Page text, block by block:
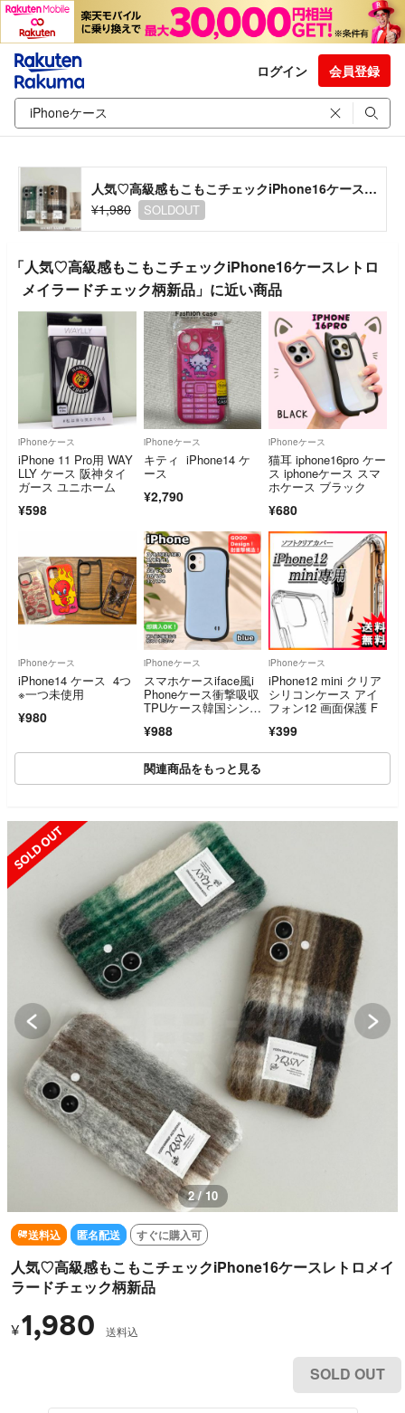
ログイン 会員登録
人気♡高級感もこもこチェックiPhone16ケースレトロメイラードチェック柄新品
¥1,980
SOLDOUT
「人気♡高級感もこもこチェックiPhone16ケースレトロ
メイラードチェック柄新品」に近い商品
iPhoneケース
iPhone 11 Pro用 WAY
LLY ケース 阪神タイ
ガース ユニホーム
¥598
iPhoneケース
キティ iPhone14 ケ
ース
¥2,790
iPhoneケース
猫耳 iphone16pro ケー
ス iphoneケース スマ
ホケース ブラック
¥680
iPhoneケース
iPhone14 ケース 4つ
※一つ未使用
¥980
iPhoneケース
スマホケースiface風i
Phoneケース衝撃吸収
TPUケース韓国シンプ
¥988
iPhoneケース
iPhone12 mini クリア
シリコンケース アイ
フォン12 画面保護 F
¥399
関連商品をもっと見る
2 / 10
送料込 匿名配送 すぐに購入可
人気♡高級感もこもこチェックiPhone16ケースレトロメイ
ラードチェック柄新品
¥1,980 送料込
SOLD OUT